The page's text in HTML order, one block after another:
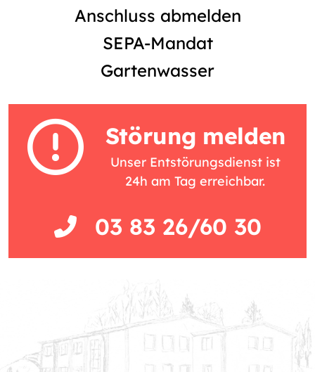
Anschluss abmelden
SEPA-Mandat
Gartenwasser
Störung melden
Unser Entstörungsdienst ist
24h am Tag erreichbar.
03 83 26/60 30